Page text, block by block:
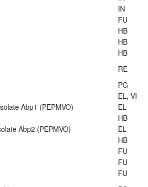
IN
FU
HB
HB
HB
RE
PG
EL, VI
Abp1 (PEPMVO)
EL
HB
Abp2 (PEPMVO)
EL
HB
FU
FU
FU